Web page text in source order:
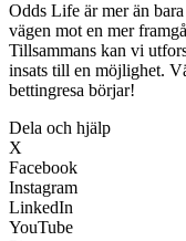
Odds Life är mer än
vägen mot en mer
Tillsammans kan vi
insats till en möjlighet.
bettingresa börjar!
Dela och hjälp
X
Facebook
Instagram
LinkedIn
YouTube